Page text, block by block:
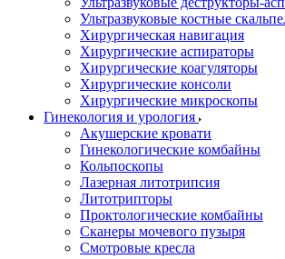
Ультразвуковые костные
Хирургическая навигация
Хирургические аспираторы
Хирургические коагуляторы
Хирургические консоли
Хирургические микроскопы
Гинекология и урология
Акушерские кровати
Гинекологические комбайны
Кольпоскопы
Лазерная литотрипсия
Литотрипторы
Проктологические комбайны
Сканеры мочевого пузыря
Смотровые кресла